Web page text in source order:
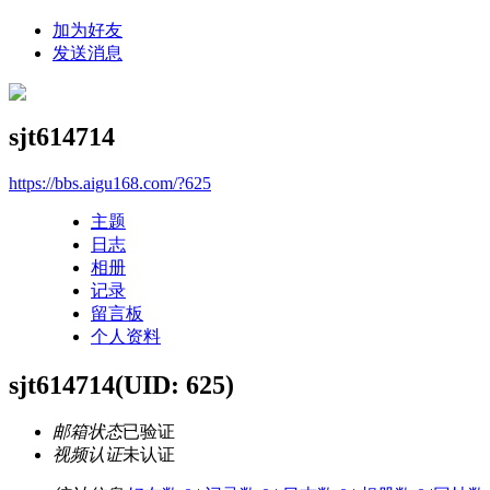
加为好友
发送消息
sjt614714
https://bbs.aigu168.com/?625
主题
日志
相册
记录
留言板
个人资料
sjt614714(UID: 625)
邮箱状态已验证
视频认证未认证